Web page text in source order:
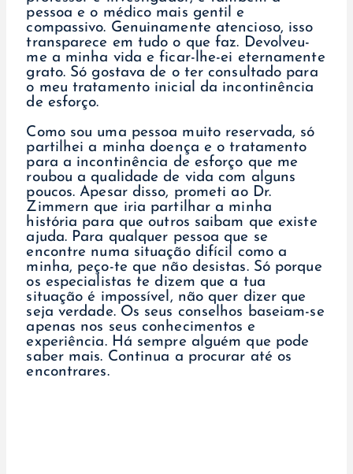
pessoa e o médico mais gentil e
compassivo. Genuinamente atencioso, isso
transparece em tudo o que faz. Devolveu-
me a minha vida e ficar-lhe-ei eternamente
grato. Só gostava de o ter consultado para
o meu tratamento inicial da incontinência
de esforço.
Como sou uma pessoa muito reservada, só
partilhei a minha doença e o tratamento
para a incontinência de esforço que me
roubou a qualidade de vida com alguns
poucos. Apesar disso, prometi ao Dr.
Zimmern que iria partilhar a minha
história para que outros saibam que existe
ajuda. Para qualquer pessoa que se
encontre numa situação difícil como a
minha, peço-te que não desistas. Só porque
os especialistas te dizem que a tua
situação é impossível, não quer dizer que
seja verdade. Os seus conselhos baseiam-se
apenas nos seus conhecimentos e
experiência. Há sempre alguém que pode
saber mais. Continua a procurar até os
encontrares.